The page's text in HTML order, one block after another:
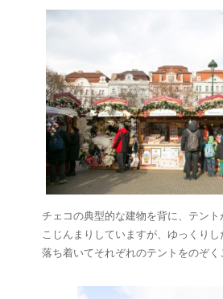
チェコの典型的な建物を背に、テント
こじんまりしていますが、ゆっくり
落ち着いてそれぞれのテントをのぞく